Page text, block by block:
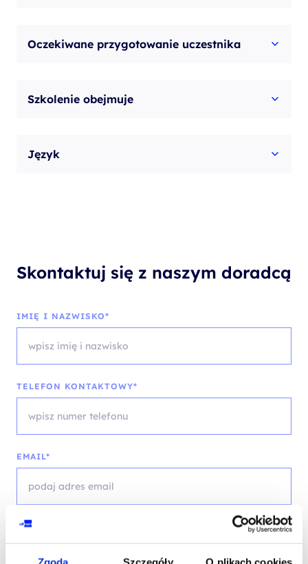
Oczekiwane przygotowanie uczestnika
Szkolenie obejmuje
Język
Skontaktuj się z naszym doradcą
IMIĘ I NAZWISKO*
TELEFON KONTAKTOWY*
EMAIL*
WOJEWÓDZTWO*
wybierz województwo